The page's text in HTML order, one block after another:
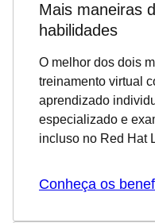
Mais maneiras
habilidades
O melhor dos dois
treinamento virtual
aprendizado
especializado e
incluso no Red Hat
Conheça os